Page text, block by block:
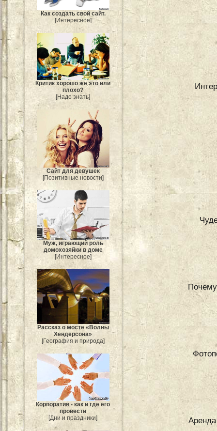
Как создать свой сайт.
[Интересное]
Критик хорошо же это или
плохо?
[Надо знать]
Сайт для девушек
[Позитивные новости]
Муж, играющий роль
домохозяйки в доме
[Интересное]
Рассказ о мосте «Волны
Хендерсона»
[География и природа]
Корпоратив - как и где его
провести
[Дни и праздники]